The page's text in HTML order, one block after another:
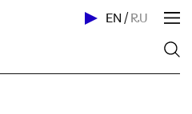
EN / RU